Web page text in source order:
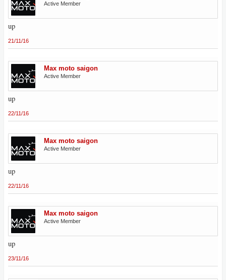
Active Member
up
21/11/16
Max moto saigon
Active Member
up
22/11/16
Max moto saigon
Active Member
up
22/11/16
Max moto saigon
Active Member
up
23/11/16